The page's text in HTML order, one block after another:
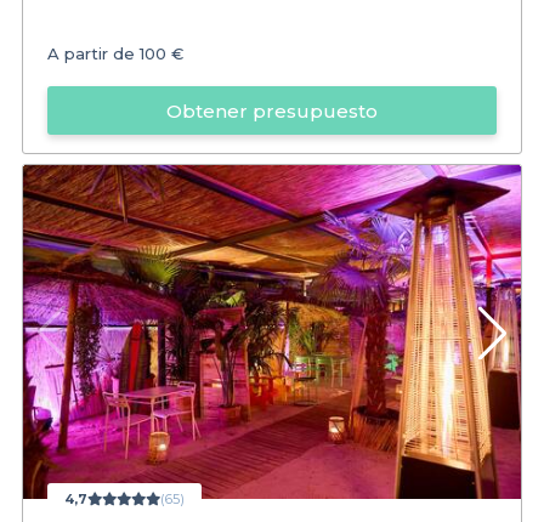
A partir de100 €
Obtener presupuesto
4,7 (65)